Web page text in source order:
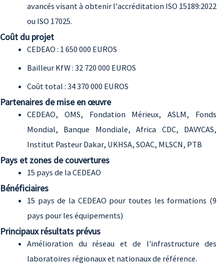
avancés visant à obtenir l'accréditation ISO 15189:2022
ou ISO 17025.
Coût du projet
CEDEAO : 1 650 000 EUROS
Bailleur KfW : 32 720 000 EUROS
Coût total : 34 370 000 EUROS
Partenaires de mise en œuvre
CEDEAO, OMS, Fondation Mérieux, ASLM, Fonds
Mondial, Banque Mondiale, Africa CDC, DAVYCAS,
Institut Pasteur Dakar, UKHSA, SOAC, MLSCN, PTB
Pays et zones de couvertures
15 pays de la CEDEAO
Bénéficiaires
15 pays de la CEDEAO pour toutes les formations (9
pays pour les équipements)
Principaux résultats prévus
Amélioration du réseau et de l'infrastructure des
laboratoires régionaux et nationaux de référence.